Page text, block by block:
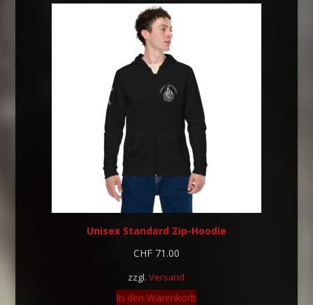
Unisex Standard Zip-Hoodie
CHF71.00
zzgl.Versand
In den Warenkorb